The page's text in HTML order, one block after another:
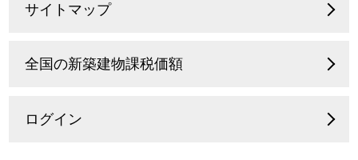
サイトマップ
全国の新築建物課税価額
ログイン